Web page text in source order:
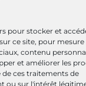
pour stocker et
ce site, pour mesure
contenu
et améliorer les
ces traitements de
ou sur l'intérêt